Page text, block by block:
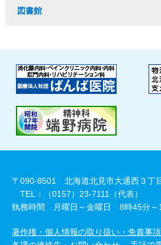
図書館
〒090-8501 北海道北見市大通西３丁
TEL：（0157）23-7111（代表）
執務時間 月曜日～金曜日 8時45分～
著作権・個人情報の取り扱い・免責事項